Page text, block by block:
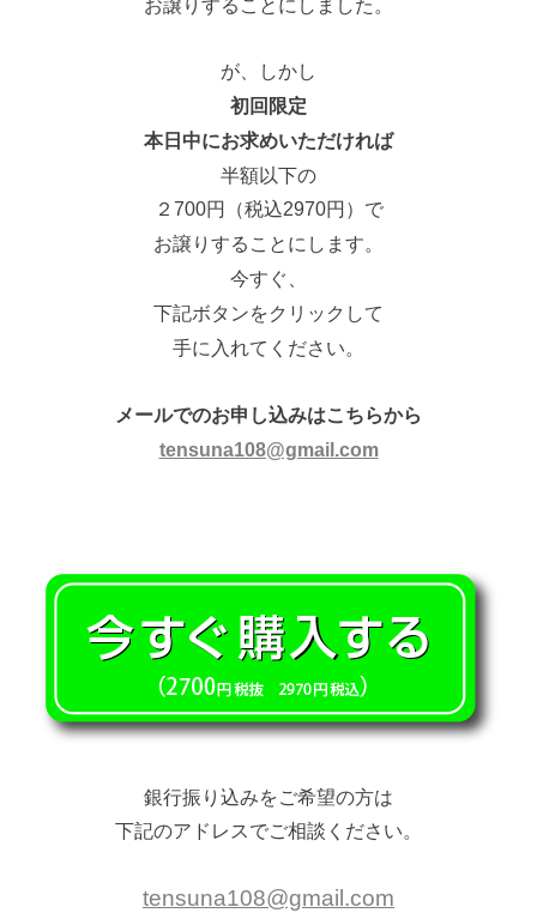
お譲りすることにしました。
が、しかし
初回限定
本日中にお求めいただければ
半額以下の
２700円（税込2970円）で
お譲りすることにします。
今すぐ、
下記ボタンをクリックして
手に入れてください。
メールでのお申し込みはこちらから
tensuna108@gmail.com
銀行振り込みをご希望の方は
下記のアドレスでご相談ください。
tensuna108@gmail.com